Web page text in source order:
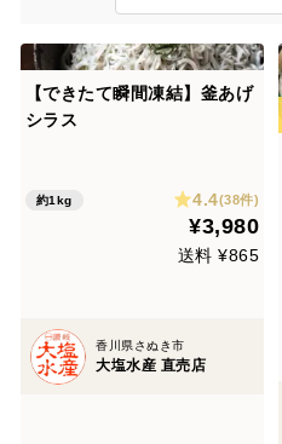
【できたて瞬間凍結】釜あげ
シラス
約1kg 4.4(38件)
¥3,980
送料 ¥865
香川県さぬき市
大塩水産 直売店